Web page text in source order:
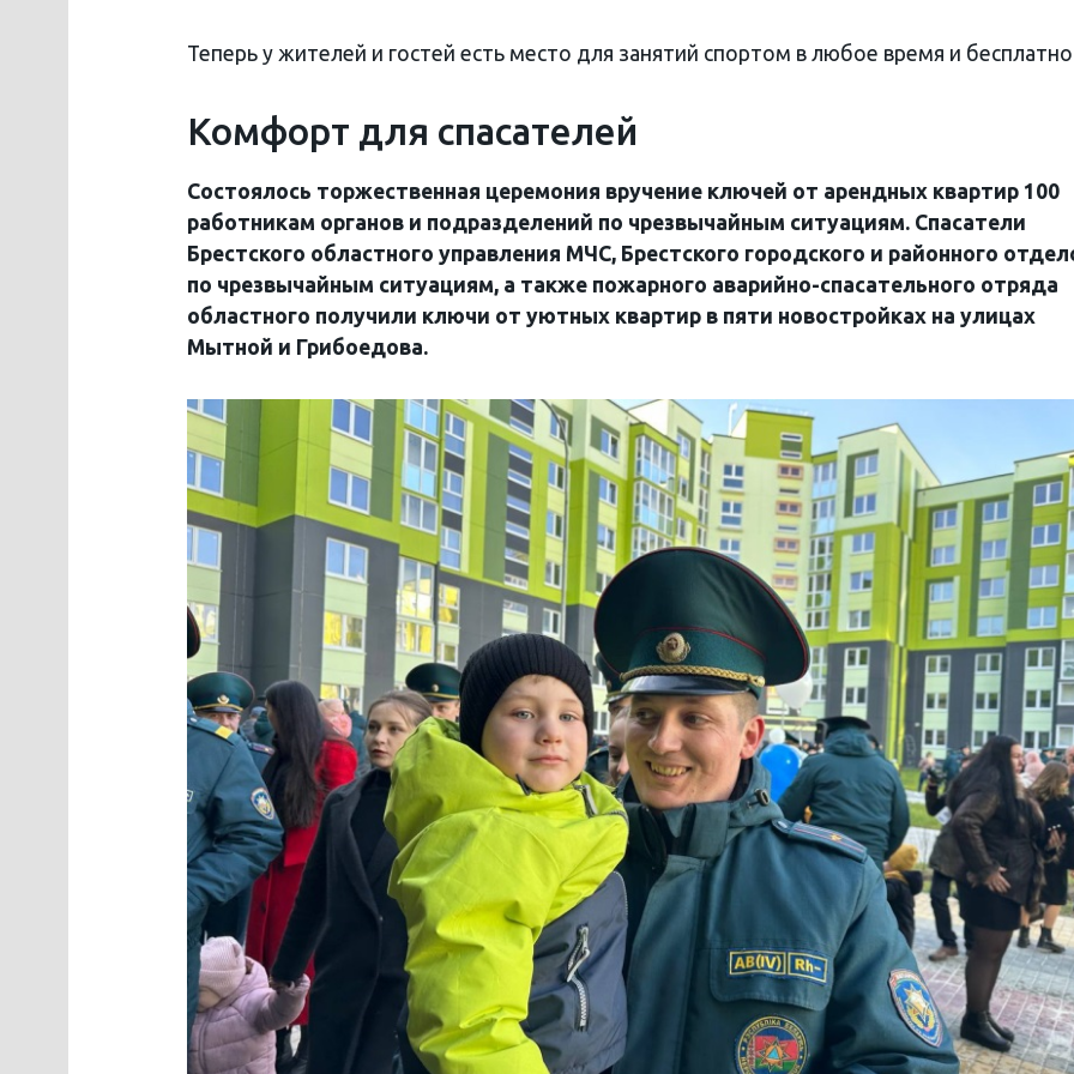
Теперь у жителей и гостей есть место для занятий спортом в любое время и
Комфорт для спасателей
Состоялось торжественная церемония вручение ключей от арендных квартир 100
работникам органов и подразделений по чрезвычайным ситуациям. Спасатели
Брестского областного управления МЧС, Брестского городского и районного
по чрезвычайным ситуациям, а также пожарного аварийно-спасательного отряда
областного получили ключи от уютных квартир в пяти новостройках на улицах
Мытной и Грибоедова.